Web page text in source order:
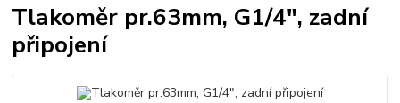
Tlakoměr pr.63mm, G1/4", zadní
připojení